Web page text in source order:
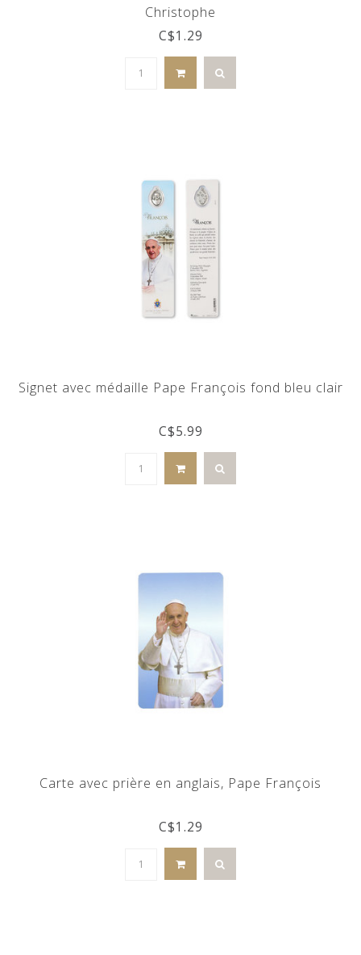
Christophe
C$1.29
Signet avec médaille Pape François fond bleu clair
C$5.99
Carte avec prière en anglais, Pape François
C$1.29